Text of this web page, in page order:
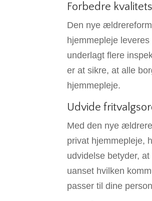
Forbedre
Den nye
hjemmepleje
underlagt flere
er at sikre, at alle
hjemmepleje.
Udvide
Med den nye
privat hjemmepleje,
udvidelse betyder,
uanset hvilken
passer til dine